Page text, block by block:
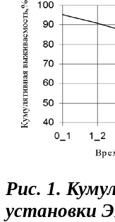
Рис. 1.
установки